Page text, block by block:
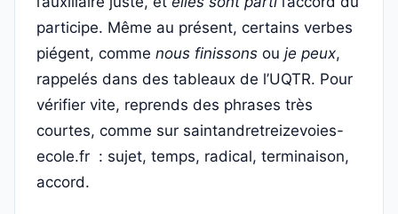
participe. Même au présent, certains verbes
piégent, comme nous finissons ou je peux,
rappelés dans des tableaux de l’UQTR. Pour
vérifier vite, reprends des phrases très
courtes, comme sur saintandretreizevoies-
ecole.fr : sujet, temps, radical, terminaison,
accord.